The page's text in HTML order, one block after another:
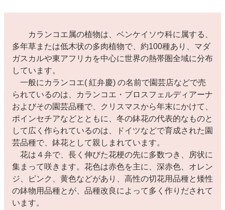
カランコエ属の植物は、ベンケイソウ科に属する、
多年草または低木状の多肉植物で、約100種あり、マダ
ガスカルや東アフリカを中心に世界の熱帯圏全域に分布
しています。
一般にカランコエ( 紅弁慶) の名前で園芸店などで売
られているのは、カランコエ・ブロスフェルディアーナ
およびその園芸品種で、クリスマスから年末にかけて、
ポインセチアなどとともに、冬の鉢花の代表的なものと
して広く作られているのは、ドイツなどで育成された園
芸品種で、鉢花として親しまれています。
花は４弁で、長く伸びた花梗の先に多数つき、房状に
集まって咲きます。花色は赤色を主に、深赤色、オレン
ジ、ピンク、黄色などがあり、高性の切花用品種と矮性
の鉢物用品種とが、品種改良によって多く作りだされて
います。